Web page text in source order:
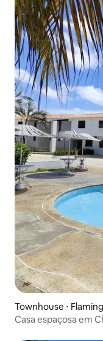
Townhouse ⋅
Casa espaçosa em